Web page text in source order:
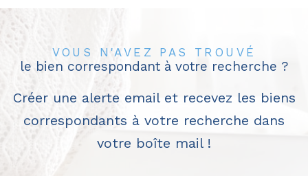
VOUS N'AVEZ PAS TROUVÉ
le bien correspondant à votre recherche ?
Créer une alerte email et recevez les biens
correspondants à votre recherche dans
votre boîte mail !